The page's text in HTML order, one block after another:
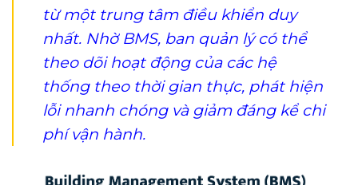
từ một trung tâm điều khiển duy
nhất. Nhờ BMS, ban quản lý có thể
theo dõi hoạt động của các hệ
thống theo thời gian thực, phát hiện
lỗi nhanh chóng và giảm đáng kể chi
phí vận hành.